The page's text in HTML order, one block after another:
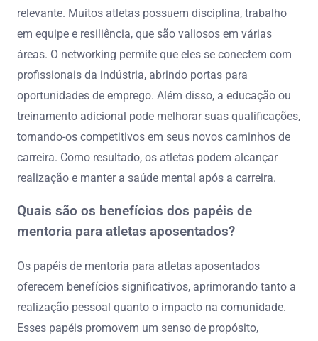
relevante. Muitos atletas possuem disciplina, trabalho
em equipe e resiliência, que são valiosos em várias
áreas. O networking permite que eles se conectem com
profissionais da indústria, abrindo portas para
oportunidades de emprego. Além disso, a educação ou
treinamento adicional pode melhorar suas qualificações,
tornando-os competitivos em seus novos caminhos de
carreira. Como resultado, os atletas podem alcançar
realização e manter a saúde mental após a carreira.
Quais são os benefícios dos papéis de
mentoria para atletas aposentados?
Os papéis de mentoria para atletas aposentados
oferecem benefícios significativos, aprimorando tanto a
realização pessoal quanto o impacto na comunidade.
Esses papéis promovem um senso de propósito,